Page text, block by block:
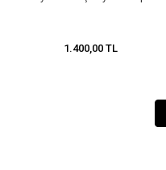
1.400,00 TL